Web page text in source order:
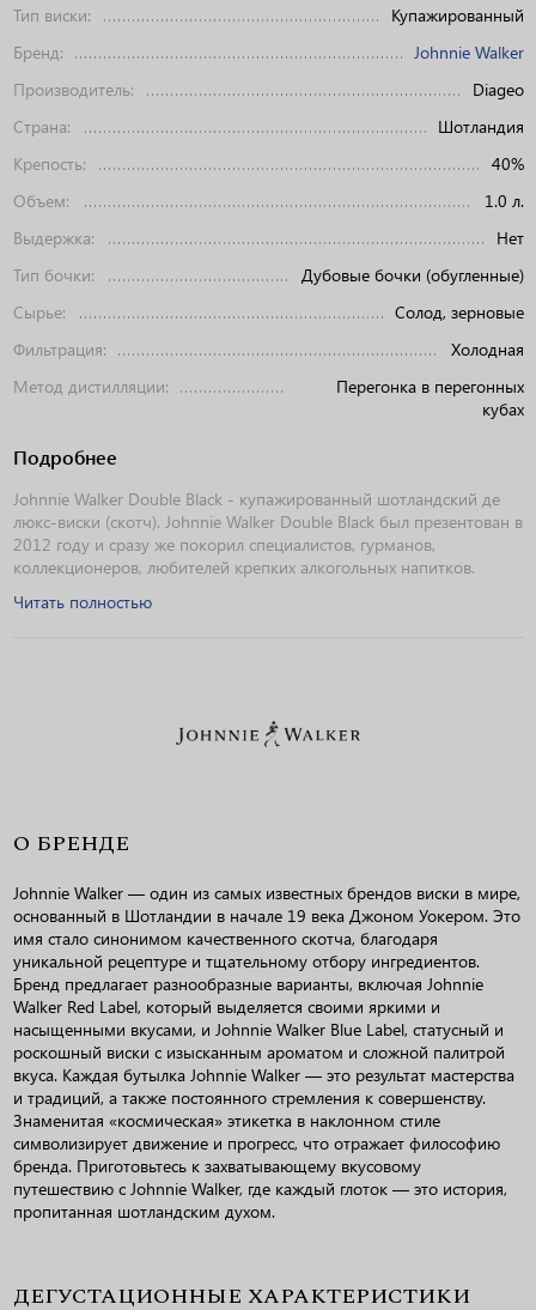
Тип виски:
Купажированный
Бренд:
Johnnie Walker
Производитель:
Diageo
Страна:
Шотландия
Крепость:
40%
Объем:
1.0 л.
Выдержка:
Нет
Тип бочки:
Дубовые бочки (обугленные)
Сырье:
Солод, зерновые
Фильтрация:
Холодная
Метод дистилляции:
Перегонка в перегонных
кубах
Подробнее
Johnnie Walker Double Black - купажированный шотландский де
люкс-виски (скотч). Johnnie Walker Double Black был презентован в
2012 году и сразу же покорил специалистов, гурманов,
коллекционеров, любителей крепких алкогольных напитков.
Читать полностью
О БРЕНДЕ
Johnnie Walker — один из самых известных брендов виски в мире,
основанный в Шотландии в начале 19 века Джоном Уокером. Это
имя стало синонимом качественного скотча, благодаря
уникальной рецептуре и тщательному отбору ингредиентов.
Бренд предлагает разнообразные варианты, включая Johnnie
Walker Red Label, который выделяется своими яркими и
насыщенными вкусами, и Johnnie Walker Blue Label, статусный и
роскошный виски с изысканным ароматом и сложной палитрой
вкуса. Каждая бутылка Johnnie Walker — это результат мастерства
и традиций, а также постоянного стремления к совершенству.
Знаменитая «космическая» этикетка в наклонном стиле
символизирует движение и прогресс, что отражает философию
бренда. Приготовьтесь к захватывающему вкусовому
путешествию с Johnnie Walker, где каждый глоток — это история,
пропитанная шотландским духом.
ДЕГУСТАЦИОННЫЕ ХАРАКТЕРИСТИКИ